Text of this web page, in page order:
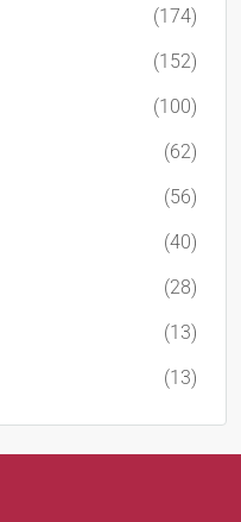
(174)
(152)
(100)
(62)
(56)
(40)
(28)
(13)
(13)